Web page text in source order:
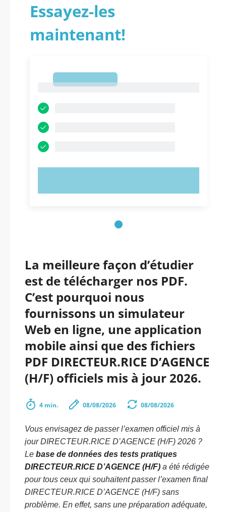
Essayez-les
maintenant!
La meilleure façon d’étudier
est de télécharger nos PDF.
C’est pourquoi nous
fournissons un simulateur
Web en ligne, une application
mobile ainsi que des fichiers
PDF DIRECTEUR.RICE D’AGENCE
(H/F) officiels mis à jour 2026.
4 min. 08/08/2026 08/08/2026
Vous envisagez de passer l’examen officiel mis à
jour DIRECTEUR.RICE D’AGENCE (H/F) 2026 ?
Le base de données des tests pratiques
DIRECTEUR.RICE D’AGENCE (H/F) a été rédigée
pour tous ceux qui souhaitent passer l’examen final
DIRECTEUR.RICE D’AGENCE (H/F) sans
problème. En effet, sans une préparation adéquate,